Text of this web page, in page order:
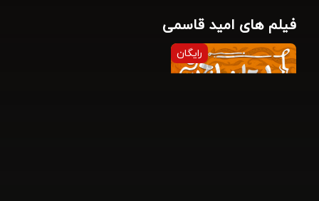
فیلم های امید قاسمی
رایگان